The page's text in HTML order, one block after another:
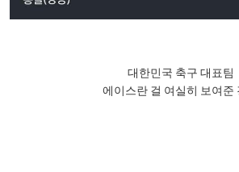
대한민국 축구 대표팀
에이스란 걸 여실히 보여준